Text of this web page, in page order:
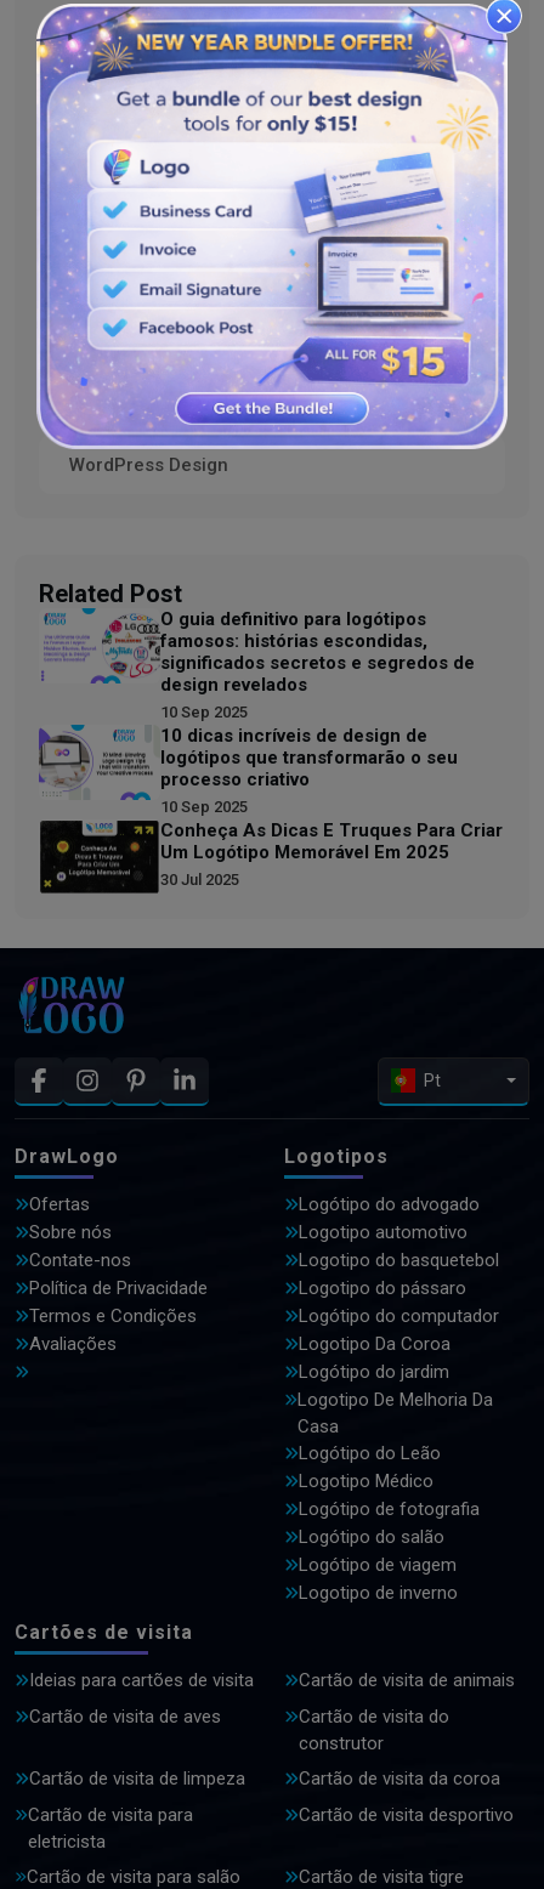
Logo Design
Web Design Trends
Digital Marketing
Content Creation
Graphic Design & Tools
Shopify Design
UI/UX Design
WordPress Design
Related Post
O guia definitivo para logótipos
famosos: histórias escondidas,
significados secretos e segredos de
design revelados
10 Sep 2025
10 dicas incríveis de design de
logótipos que transformarão o seu
processo criativo
10 Sep 2025
Conheça As Dicas E Truques Para Criar
Um Logótipo Memorável Em 2025
30 Jul 2025
Pt
DrawLogo
Ofertas
Sobre nós
Contate-nos
Política de Privacidade
Termos e Condições
Avaliações
Logotipos
Logótipo do advogado
Logotipo automotivo
Logotipo do basquetebol
Logotipo do pássaro
Logótipo do computador
Logotipo Da Coroa
Logótipo do jardim
Logotipo De Melhoria Da
Casa
Logótipo do Leão
Logotipo Médico
Logótipo de fotografia
Logótipo do salão
Logótipo de viagem
Logotipo de inverno
Cartões de visita
Ideias para cartões de visita
Cartão de visita de animais
Cartão de visita de aves
Cartão de visita do
construtor
Cartão de visita de limpeza
Cartão de visita da coroa
Cartão de visita para
eletricista
Cartão de visita desportivo
Cartão de visita para salão Cartão de visita tigre